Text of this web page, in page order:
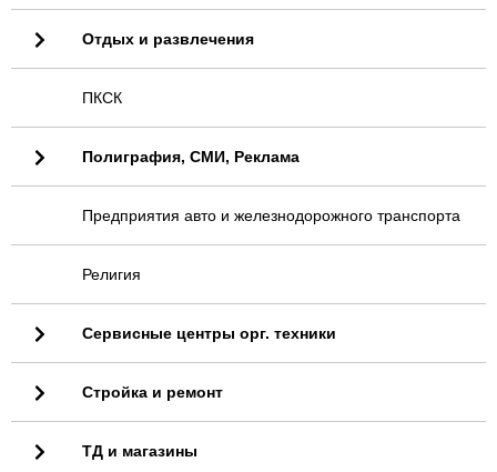
Отдых и развлечения
ПКСК
Полиграфия, СМИ, Реклама
Предприятия авто и железнодорожного транспорта
Религия
Сервисные центры орг. техники
Стройка и ремонт
ТД и магазины